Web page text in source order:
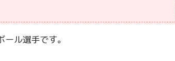
ル選手です。